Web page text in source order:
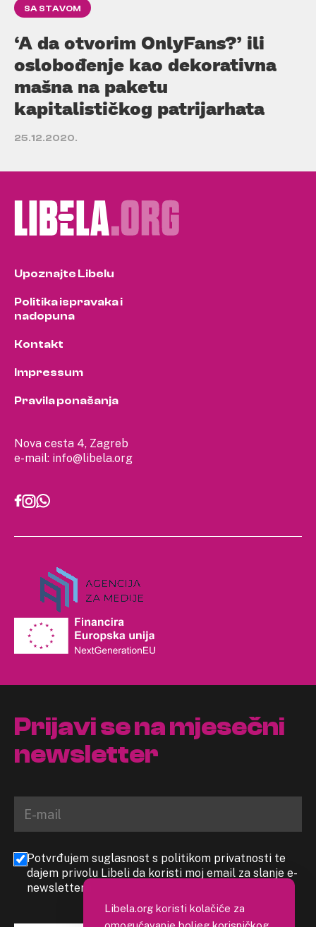
SA STAVOM
‘A da otvorim OnlyFans?’ ili
oslobođenje kao dekorativna
mašna na paketu
kapitalističkog patrijarhata
25.12.2020.
Nova cesta 4, Zagreb
e-mail: info@libela.org
Upoznajte Libelu
Politika ispravaka i
nadopuna
Kontakt
Impressum
Pravila ponašanja
Prijavi se na mjesečni
newsletter
Potvrđujem suglasnost s politikom privatnosti te
dajem privolu Libeli da koristi moj email za slanje e-
newslettera
Libela.org koristi kolačiće za